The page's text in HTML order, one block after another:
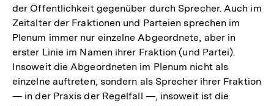
der Öffentlichkeit gegenüber durch Sprecher. Auch im
Zeitalter der Fraktionen und Parteien sprechen im
Plenum immer nur einzelne Abgeordnete, aber in
erster Linie im Namen ihrer Fraktion (und Partei).
Insoweit die Abgeordneten im Plenum nicht als
einzelne auftreten, sondern als Sprecher ihrer Fraktion
— in der Praxis der Regelfall —, insoweit ist die